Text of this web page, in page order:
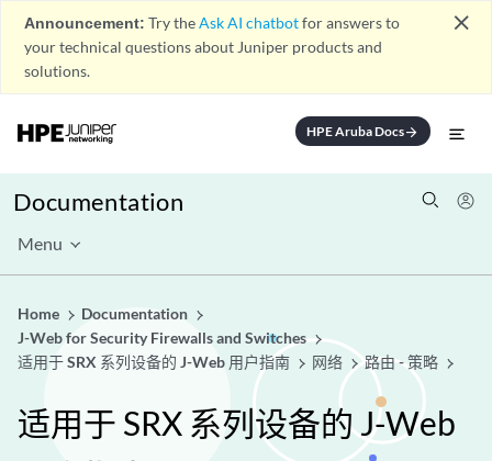
Announcement: Try theAsk AI chatbotfor answers to
your technical questions about Juniper products and
solutions.
close
HPE Aruba Docsarrow_forward
Documentation
Menu
Home
Documentation
J-Web for Security Firewalls and Switches
适用于 SRX 系列设备的 J-Web 用户指南
网络 路由 - 策略
适用于 SRX 系列设备的 J-Web